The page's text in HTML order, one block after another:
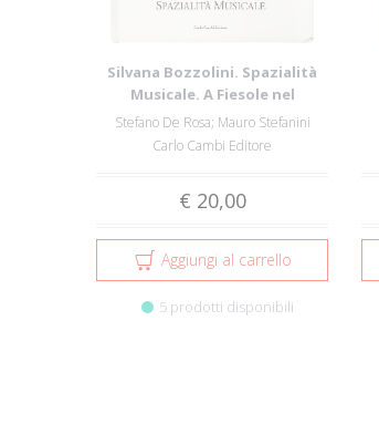
Silvana Bozzolini. Spazialità
Musicale. A Fiesole nel
Centenario...
Stefano De Rosa; Mauro Stefanini
Carlo Cambi Editore
€ 20,00
Aggiungi al carrello
5 prodotti disponibili